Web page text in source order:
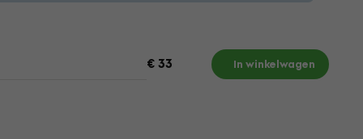
€ 33 In winkelwagen